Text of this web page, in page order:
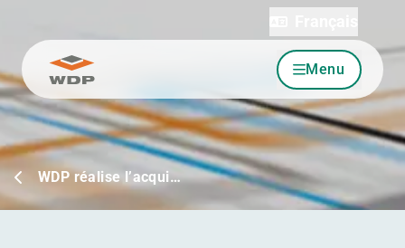
Allez au contenu Menu
WDP réalise l’acqui…